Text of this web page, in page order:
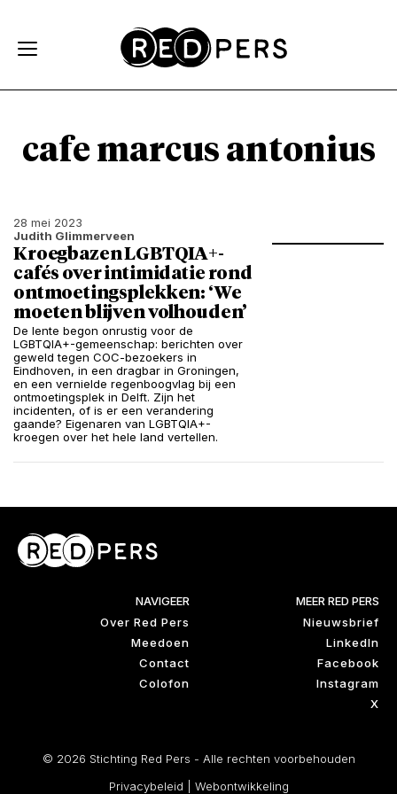
cafe marcus antonius
28 mei 2023
Judith Glimmerveen
Kroegbazen LGBTQIA+-
cafés over intimidatie rond
ontmoetingsplekken: ‘We
moeten blijven volhouden’
De lente begon onrustig voor de
LGBTQIA+-gemeenschap: berichten over
geweld tegen COC-bezoekers in
Eindhoven, in een dragbar in Groningen,
en een vernielde regenboogvlag bij een
ontmoetingsplek in Delft. Zijn het
incidenten, of is er een verandering
gaande? Eigenaren van LGBTQIA+-
kroegen over het hele land vertellen.
NAVIGEER
Over Red Pers
Meedoen
Contact
Colofon
MEER RED PERS
Nieuwsbrief
LinkedIn
Facebook
Instagram
X
© 2026 Stichting Red Pers - Alle rechten voorbehouden
Privacybeleid
Webontwikkeling